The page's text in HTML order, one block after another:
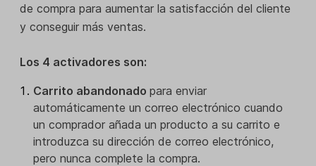
de compra para aumentar la satisfacción del cliente
y conseguir más ventas.
Los 4 activadores son:
Carrito abandonadopara enviar
automáticamente un correo electrónico cuando
un comprador añada un producto a su carrito e
introduzca su dirección de correo electrónico,
pero nunca complete la compra.